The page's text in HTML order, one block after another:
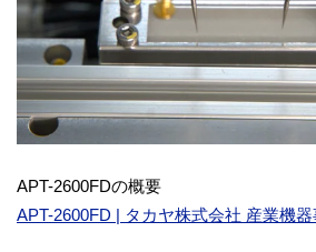
APT-2600FDの概要
APT-2600FD | タカヤ株式会社 産業機